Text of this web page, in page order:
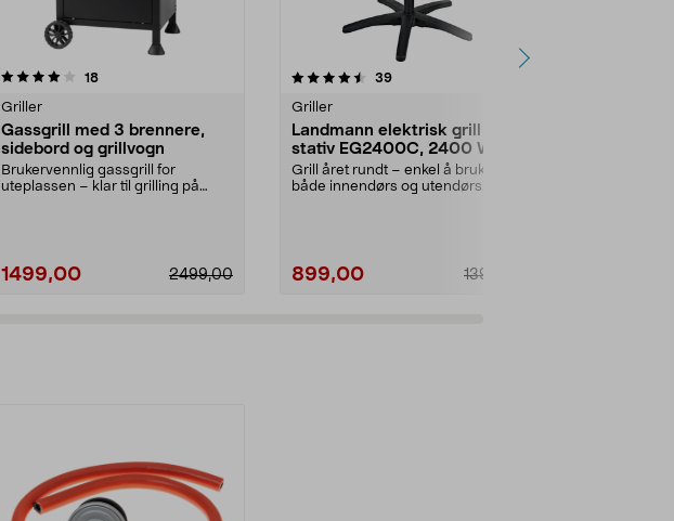
18anmeldelser
Griller
Gassgrill med 3 brennere,
sidebord og grillvogn
Brukervennlig gassgrill for
uteplassen – klar til grilling på
1499,00 2499,00
4.5 av 5 stjerner 39anmeldelser
Griller
Landmann elektrisk grill med
stativ EG2400C, 2400 W
Grill året rundt – enkel å bruke
både innendørs og utendørs.
899,00 1399,00
4.5 av 5 stjerner